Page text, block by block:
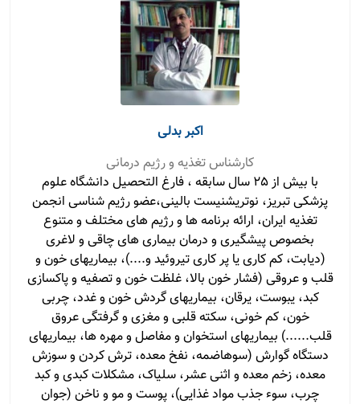
اکبر بدلی
کارشناس تغذیه و رژیم درمانی
با بیش از 25 سال سابقه ، فارغ التحصیل دانشگاه علوم
پزشکی تبریز، نوتریشنیست بالینی،عضو رژیم شناسی انجمن
تغذیه ایران، ارائه برنامه ها و رژیم های مختلف و متنوع
بخصوص پیشگیری و درمان بیماری های چاقی و لاغری
(دیابت، کم کاری یا پر کاری تیروئید و....)، بیماریهای خون و
قلب و عروقی (فشار خون بالا، غلظت خون و تصفیه و پاکسازی
کبد، یبوست، یرقان، بیماریهای گردش خون و غدد، چربی
خون، کم خونی، سکته قلبی و مغزی و گرفتگی عروق
قلب......) بیماریهای استخوان و مفاصل و مهره ها، بیماریهای
دستگاه گوارش (سوهاضمه، نفخ معده، ترش کردن و سوزش
معده، زخم معده و اثنی عشر، سلیاک، مشکلات کبدی و کبد
چرب، سوء جذب مواد غذایی)، پوست و مو و ناخن (جوان